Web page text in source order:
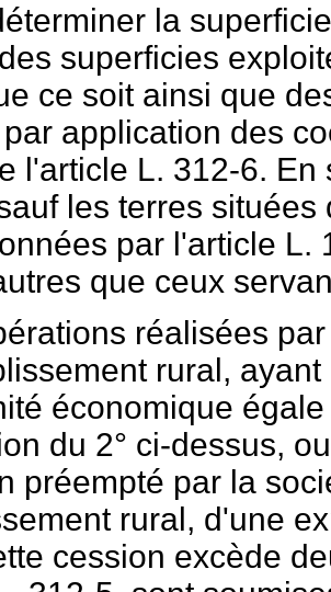
la
superficies
ce soit ainsi que
application des
l'article L. 312-6.
les terres
par l'article L.
que ceux
réalisées
rural,
économique
du 2° ci-dessus,
préempté par la
rural, d'une
cession excède